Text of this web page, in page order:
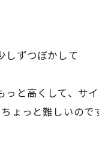
しずつぼかして
と高くして、サ
ょっと難しいの